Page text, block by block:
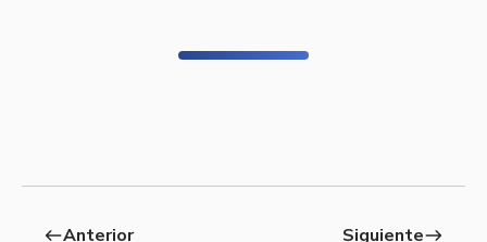
westAnterior Siguienteeast